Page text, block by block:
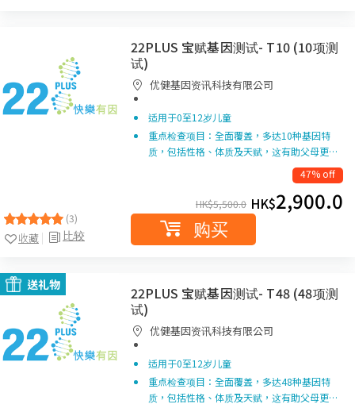
(3)
比较
收藏
22PLUS 宝赋基因测试- T10 (10项测
试)
优健基因资讯科技有限公司
适用于0至12岁儿童
重点检查项目：全面覆盖，多达10种基因特
质，包括性格、体质及天赋，这有助父母更…
47% off
HK$5,500.0 HK$2,900.0
购买
送礼物
22PLUS 宝赋基因测试- T48 (48项测
试)
优健基因资讯科技有限公司
适用于0至12岁儿童
重点检查项目：全面覆盖，多达48种基因特
质，包括性格、体质及天赋，这有助父母更…